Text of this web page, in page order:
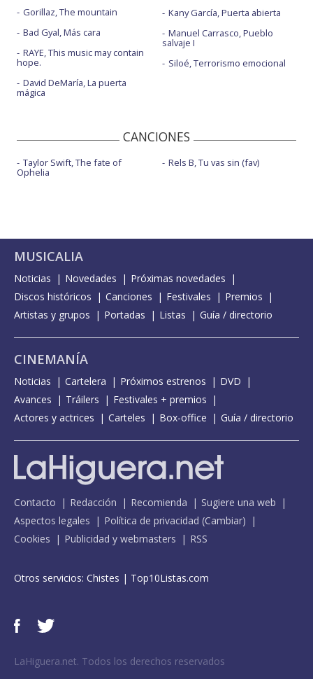
Gorillaz, The mountain
Bad Gyal, Más cara
RAYE, This music may contain
hope.
David DeMaría, La puerta
mágica
Kany García, Puerta abierta
Manuel Carrasco, Pueblo
salvaje I
Siloé, Terrorismo emocional
CANCIONES
Taylor Swift, The fate of
Ophelia
Rels B, Tu vas sin (fav)
MUSICALIA
Noticias Novedades
Próximas novedades
Discos históricos
Canciones Festivales
Premios
Artistas y grupos
Portadas Listas Guía / directorio
CINEMANÍA
Noticias Cartelera Próximos estrenos
DVD
Avances
Tráilers
Festivales + premios
Actores y actrices
Carteles Box-office Guía / directorio
Contacto Redacción Recomienda
Sugiere una web
Aspectos legales
Política de privacidad (Cambiar)
Cookies
Publicidad y webmasters RSS
Otros servicios: Chistes | Top10Listas.com
LaHiguera.net. Todos los derechos reservados